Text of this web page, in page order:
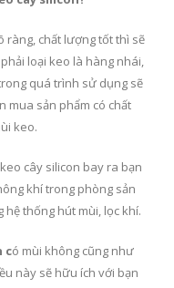
ràng, chất lượng tốt thì sẽ
loại keo là hàng nhái,
quá trình sử dụng sẽ
mua sản phẩm có chất
keo.
cây silicon bay ra bạn
khí trong phòng sản
thống hút mùi, lọc khí.
có mùi không cũng như
này sẽ hữu ích với bạn